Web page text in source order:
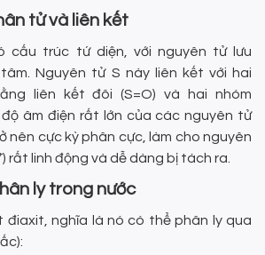
tử và liên kết
cấu trúc tứ diện, với nguyên tử lưu
Nguyên tử S này liên kết với hai
liên kết đôi (S=O) và hai nhóm
độ âm điện rất lớn của các nguyên tử
nên cực kỳ phân cực, làm cho nguyên
rất linh động và dễ dàng bị tách ra.
ly trong nước
điaxit, nghĩa là nó có thể phân ly qua